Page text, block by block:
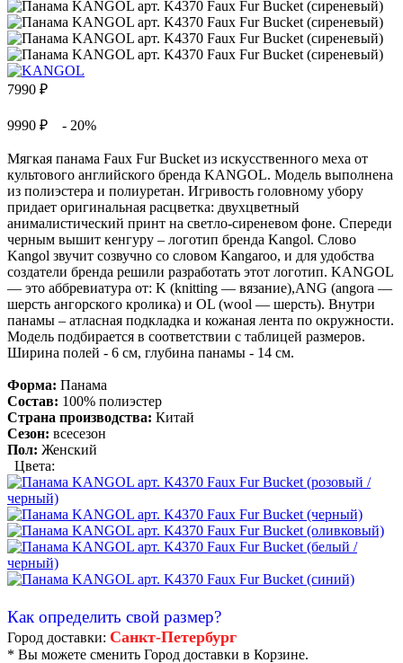
7990 ₽
9990 ₽ - 20%
Мягкая панама Faux Fur Bucket из искусственного меха от
культового английского бренда KANGOL. Модель выполнена
из полиэстера и полиуретан. Игривость головному убору
придает оригинальная расцветка: двухцветный
анималистический принт на светло-сиреневом фоне. Спереди
черным вышит кенгуру – логотип бренда Kangol. Слово
Kangol звучит созвучно со словом Kangaroo, и для удобства
создатели бренда решили разработать этот логотип. KANGOL
— это аббревиатура от: K (knitting — вязание),ANG (angora —
шерсть ангорского кролика) и OL (wool — шерсть). Внутри
панамы – атласная подкладка и кожаная лента по окружности.
Модель подбирается в соответствии с таблицей размеров.
Ширина полей - 6 см, глубина панамы - 14 см.
Форма: Панама
Состав: 100% полиэстер
Страна производства: Китай
Сезон: всесезон
Пол: Женский
Цвета:
Как определить свой размер?
Город доставки: Санкт-Петербург
* Вы можете сменить Город доставки в Корзине.